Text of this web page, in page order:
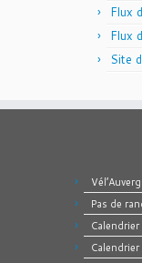
Flux
Flux
Site
Pas de
Calendrier
Calendrier